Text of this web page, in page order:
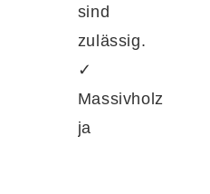
sind
zulässig.
✓
Massivholz
ja